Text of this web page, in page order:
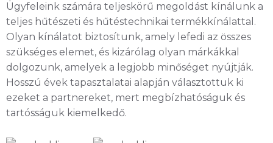
Ügyfeleink számára teljeskörű megoldást kínálunk a
teljes hűtészeti és hűtéstechnikai termékkínálattal.
Olyan kínálatot biztosítunk, amely lefedi az összes
szükséges elemet, és kizárólag olyan márkákkal
dolgozunk, amelyek a legjobb minőséget nyújtják.
Hosszú évek tapasztalatai alapján választottuk ki
ezeket a partnereket, mert megbízhatóságuk és
tartósságuk kiemelkedő.